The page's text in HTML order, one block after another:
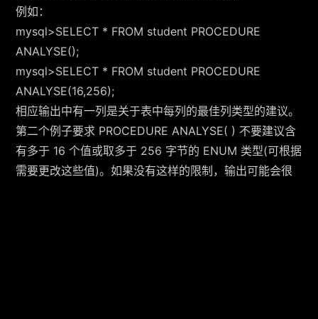
例如：
mysql>SELECT * FROM student PROCEDURE
ANALYSE();
mysql>SELECT * FROM student PROCEDURE
ANALYSE(16,256);
相应输出中有一列是关于表中每列的最佳列类型的建议。
第二个例子要求 PROCEDURE ANALYSE( ) 不要建议含
有多于 16 个值或取多于 256 字节的 ENUM 类型(可根据
需要更改这些值)。如果没有这样的限制，输出可能会很